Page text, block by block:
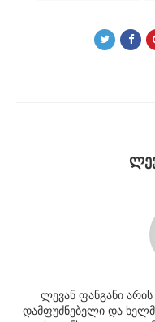
ლევან ფანგანი
დამფუძნებელი და